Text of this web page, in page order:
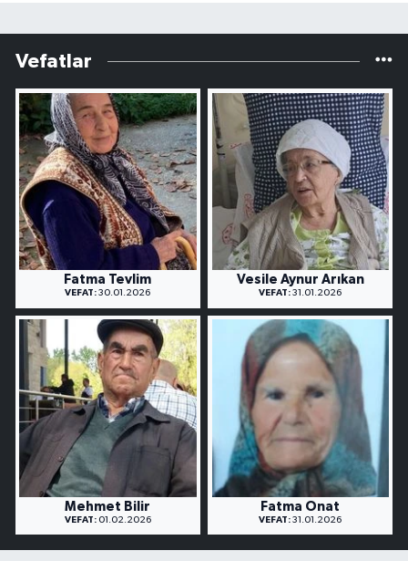
Vefatlar
Fatma Tevlim
VEFAT: 30.01.2026
Vesile Aynur Arıkan
VEFAT: 31.01.2026
Mehmet Bilir
VEFAT:01.02.2026
Fatma Onat
VEFAT: 31.01.2026